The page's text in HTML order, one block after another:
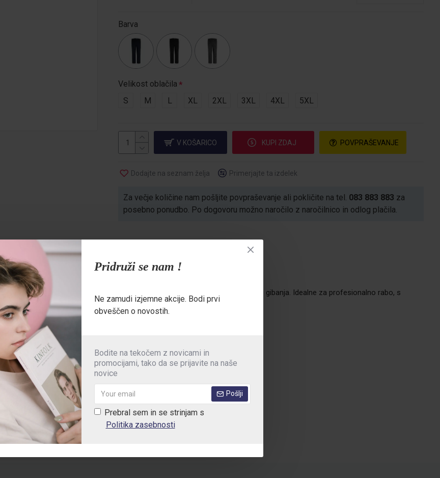
Pridruži se nam !
Ne zamudi izjemne akcije. Bodi prvi
obveščen o novostih.
Bodite na tekočem z novicami in
promocijami, tako da se prijavite na naše
novice
Pošlji
Prebral sem in se strinjam s
Politika zasebnosti
Barva
Velikost oblačila
S
M L XL 2XL 3XL 4XL 5XL
V KOŠARICO KUPI ZDAJ POVPRAŠEVANJE
Dodajte na seznam želja Primerjajte ta izdelek
Za večje količine nam pošljite povpraševanje ali pokličite na tel. 083 883 883 za
posebno ponudbo. Po dogovoru možno naročilo z naročilnico in odlog plačila.
Izdelane so iz raztegljive tkanine mini ripstop, ki nudi zračnost in svobodo gibanja. Idealne za profesionalno rabo, s
popolno svobodo gibanja
zadnji žep za organizirano delo